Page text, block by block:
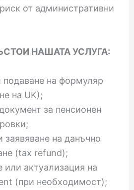
от административни
НАШАТА УСЛУГА:
подаване на формуляр
на UK);
за пенсионен
заявяване на данъчно
(tax refund);
актуализация на
(при необходимост);